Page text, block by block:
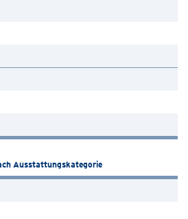
Ausstattungskategorie